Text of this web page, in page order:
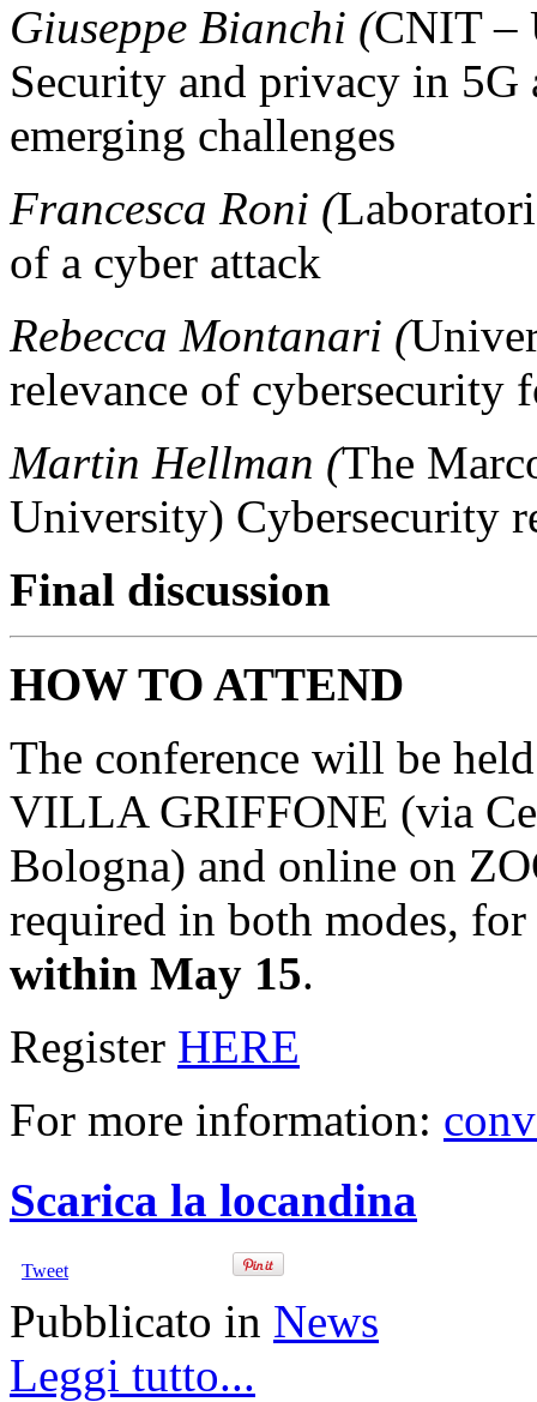
Giuseppe Bianchi (CNIT –
Security and privacy in 5G
emerging challenges
Francesca Roni (
of a cyber attack
Rebecca Montanari (
relevance of cybersecurity
Martin Hellman (The
University) Cybersecurity
Final discussion
HOW TO ATTEND
The conference will be
VILLA GRIFFONE (via
Bologna) and online on
required in both modes,
within May 15.
Register HERE
For more information:
Scarica la locandina
Tweet
Pubblicato in News
Leggi tutto...